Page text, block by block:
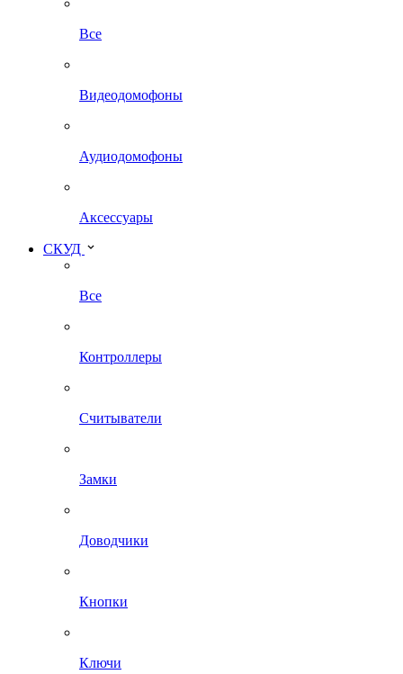
Все
Видеодомофоны
Аудиодомофоны
Аксессуары
СКУД
Все
Контроллеры
Считыватели
Замки
Доводчики
Кнопки
Ключи